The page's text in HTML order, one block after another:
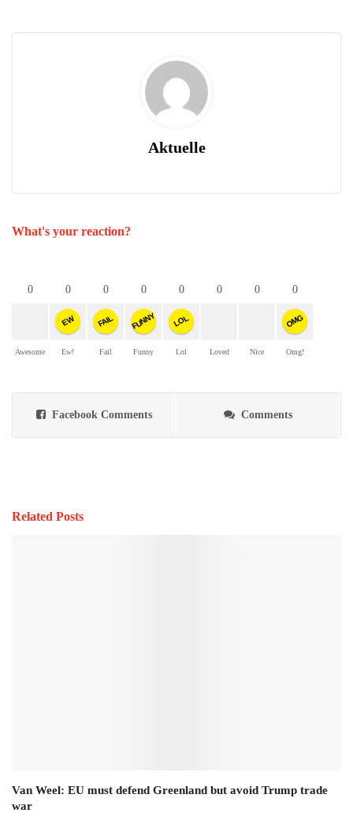
Aktuelle
What's your reaction?
0
Awesome
0
EW
Ew!
0
FAIL
Fail
0
FUNNY
Funny
0
LOL
Lol
0
Loved
0
Nice
0
OMG
Omg!
Facebook Comments Comments
Related Posts
Van Weel: EU must defend Greenland but avoid Trump trade
war